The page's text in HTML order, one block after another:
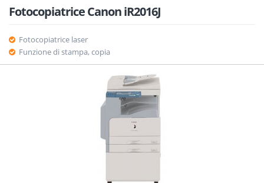
Fotocopiatrice Canon iR2016J
Fotocopiatrice laser
Funzione di stampa, copia